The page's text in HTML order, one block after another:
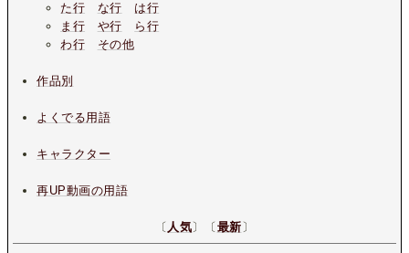
た行
な行
は行
ま行
や行
ら行
わ行
その他
作品別
よくでる用語
キャラクター
再UP動画の用語
〔 人気〕〔 最新 〕